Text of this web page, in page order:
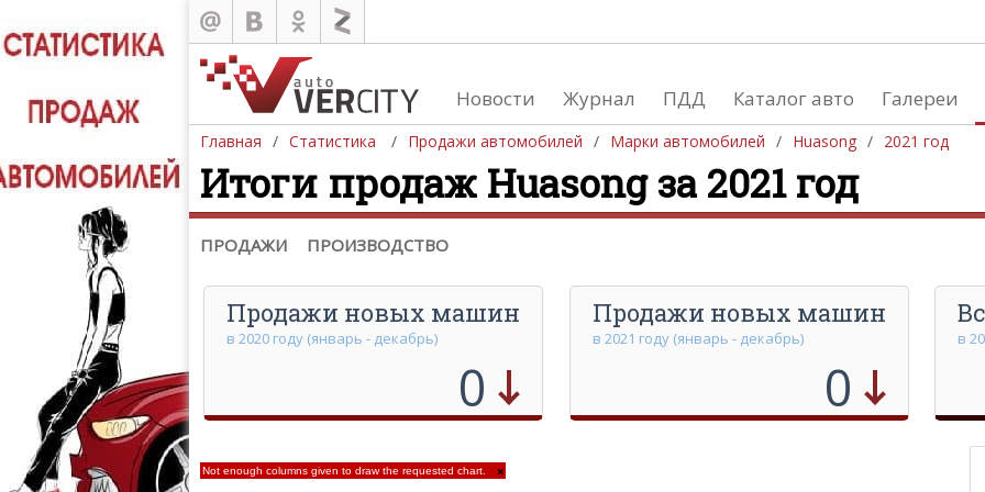
Новости Журнал ПДД Каталог авто Галереи
Главная Статистика Продажи автомобилей Марки автомобилей Huasong 2021 год
Итоги продаж Huasong за 2021 год
ПРОДАЖИ ПРОИЗВОДСТВО
Продажа автомобилей
Европа
Азия
Северная Америка
Южная Америка
Африка
Производство
Европа
Азия
Продажи новых машин
в 2020 году (январь - декабрь)
0
Продажи новых машин
в 2021 году (январь - декабрь)
0
в
Not enough columns given to draw the requested chart. ×